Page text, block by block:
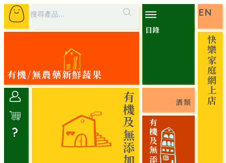
目錄
有機/無農藥新鮮蔬果
EN
快樂家庭網上店
? 有機及無添加食品 酒類